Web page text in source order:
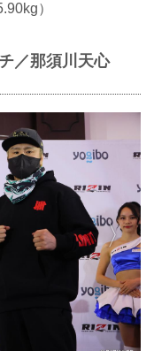
）
／那須川天心